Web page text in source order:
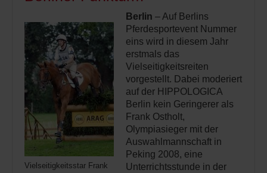
Vielseitigkeitsstar Frank
Berlin – Auf Berlins
Pferdesportevent Nummer
eins wird in diesem Jahr
erstmals das
Vielseitigkeitsreiten
vorgestellt. Dabei moderiert
auf der HIPPOLOGICA
Berlin kein Geringerer als
Frank Ostholt,
Olympiasieger mit der
Auswahlmannschaft in
Peking 2008, eine
Unterrichtsstunde in der